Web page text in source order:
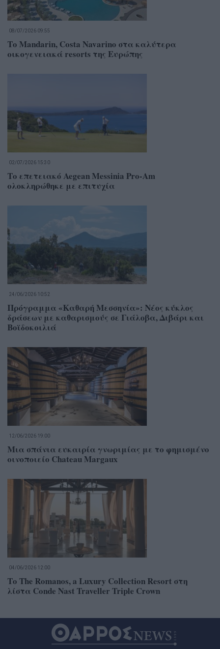
08/07/2026 09:55
Το Mandarin, Costa Navarino στα καλύτερα
οικογενειακά resorts της Ευρώπης
02/07/2026 15:30
Το επετειακό Aegean Messinia Pro-Am
ολοκληρώθηκε με επιτυχία
24/06/2026 10:52
Πρόγραμμα «Καθαρή Μεσσηνία»: Νέος κύκλος
δράσεων με καθαρισμούς σε Γιάλοβα, Διβάρι και
Βοϊδοκοιλιά
12/06/2026 19:00
Μια σπάνια ευκαιρία γνωριμίας με το φημισμένο
οινοποιείο Chateau Margaux
04/06/2026 12:00
Το The Romanos, a Luxury Collection Resort στη
λίστα Conde Nast Traveller Triple Crown